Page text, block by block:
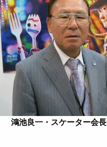
鴻池良一・スケーター会長